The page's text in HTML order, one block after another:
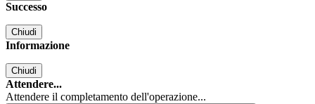
Successo
Chiudi
Informazione
Chiudi
Attendere...
Attendere il completamento dell'operazione...